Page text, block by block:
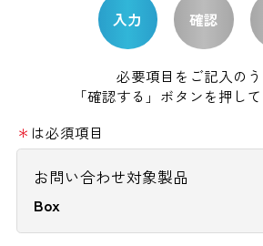
入力 確認
必要項目をご記入のう
「確認する」ボタンを押して
＊ は必須項目
お問い合わせ対象製品
Box